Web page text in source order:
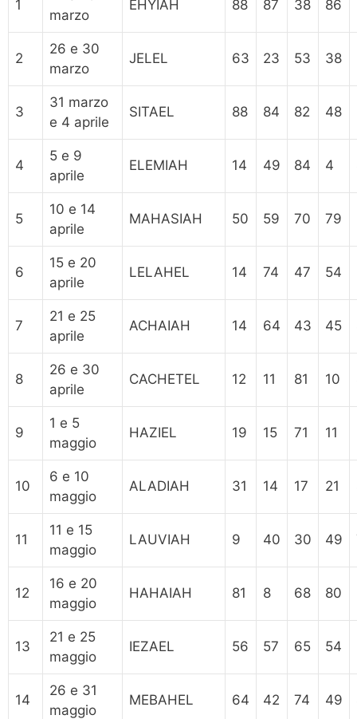
1
marzo
EHYIAH 88 87 38 86
2
26 e 30
marzo
JELEL 63 23 53 38
3
31 marzo
e 4 aprile
SITAEL 88 84 82 48
4
5 e 9
aprile
ELEMIAH 14 49 84 4
5
10 e 14
aprile
MAHASIAH 50 59 70 79
6
15 e 20
aprile
LELAHEL 14 74 47 54
7
21 e 25
aprile
ACHAIAH 14 64 43 45
8
26 e 30
aprile
CACHETEL 12 11 81 10
9
1 e 5
maggio
HAZIEL 19 15 71 11
10
6 e 10
maggio
ALADIAH 31 14 17 21
11
11 e 15
maggio
LAUVIAH 9 40 30 49
12
16 e 20
maggio
HAHAIAH 81 8 68 80
13
21 e 25
maggio
IEZAEL 56 57 65 54
14
26 e 31
maggio
MEBAHEL 64 42 74 49